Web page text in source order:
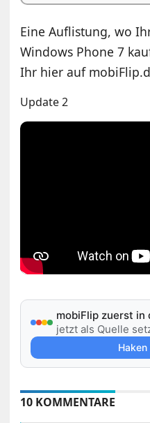
Eine Auflistung, wo
Windows Phone 7
Ihr hier auf
Update 2
mobiFlip zuerst in
jetzt als Quelle
10 KOMMENTARE